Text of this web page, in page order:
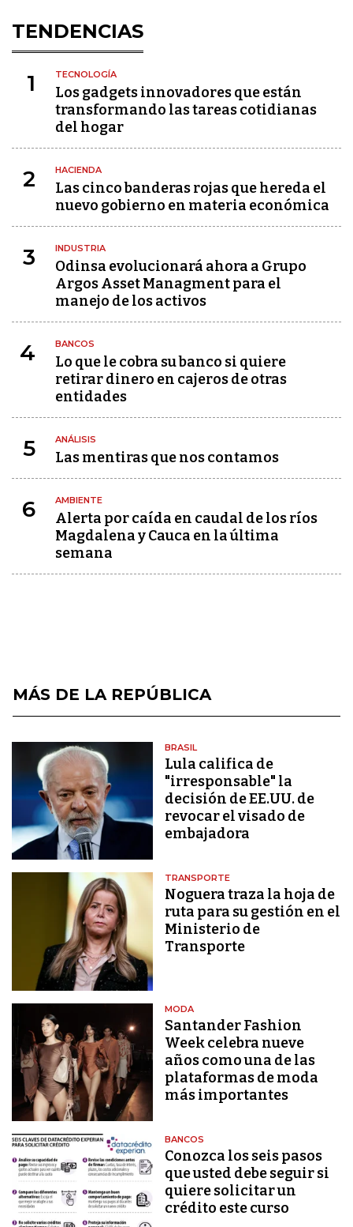
TENDENCIAS
1 TECNOLOGÍA
Los gadgets innovadores que están
transformando las tareas cotidianas
del hogar
2 HACIENDA
Las cinco banderas rojas que hereda el
nuevo gobierno en materia económica
3 INDUSTRIA
Odinsa evolucionará ahora a Grupo
Argos Asset Managment para el
manejo de los activos
4 BANCOS
Lo que le cobra su banco si quiere
retirar dinero en cajeros de otras
entidades
5 ANÁLISIS
Las mentiras que nos contamos
6 AMBIENTE
Alerta por caída en caudal de los ríos
Magdalena y Cauca en la última
semana
MÁS DE LA REPÚBLICA
BRASIL
Lula califica de
"irresponsable" la
decisión de EE.UU. de
revocar el visado de
embajadora
TRANSPORTE
Noguera traza la hoja de
ruta para su gestión en el
Ministerio de
Transporte
MODA
Santander Fashion
Week celebra nueve
años como una de las
plataformas de moda
más importantes
BANCOS
Conozca los seis pasos
que usted debe seguir si
quiere solicitar un
crédito este curso